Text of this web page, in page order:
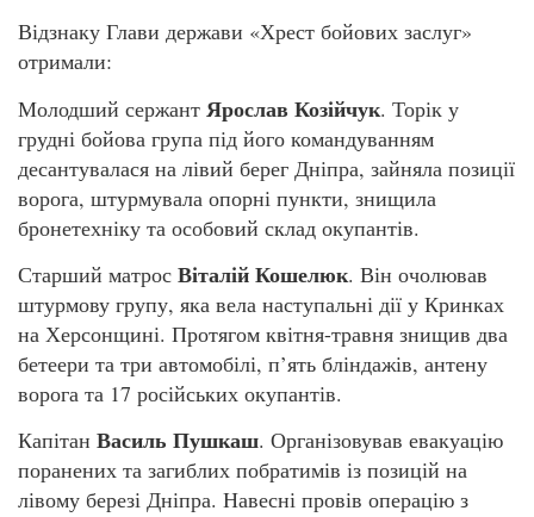
Відзнаку Глави держави «Хрест бойових заслуг»
отримали:
Молодший сержант Ярослав Козійчук. Торік у
грудні бойова група під його командуванням
десантувалася на лівий берег Дніпра, зайняла позиції
ворога, штурмувала опорні пункти, знищила
бронетехніку та особовий склад окупантів.
Старший матрос Віталій Кошелюк. Він очолював
штурмову групу, яка вела наступальні дії у Кринках
на Херсонщині. Протягом квітня-травня знищив два
бетеери та три автомобілі, п’ять бліндажів, антену
ворога та 17 російських окупантів.
Капітан Василь Пушкаш. Організовував евакуацію
поранених та загиблих побратимів із позицій на
лівому березі Дніпра. Навесні провів операцію з